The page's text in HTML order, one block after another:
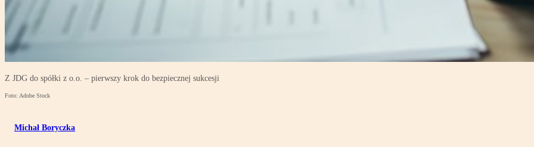
Z JDG do spółki z o.o. – pierwszy krok do bezpiecznej sukcesji
Foto: Adobe Stock
Michał Boryczka